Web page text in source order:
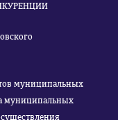
муниципальных
муниципальных